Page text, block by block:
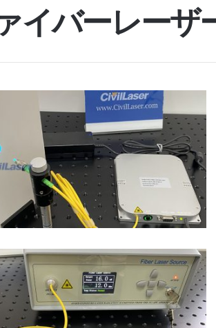
イバーレーザ